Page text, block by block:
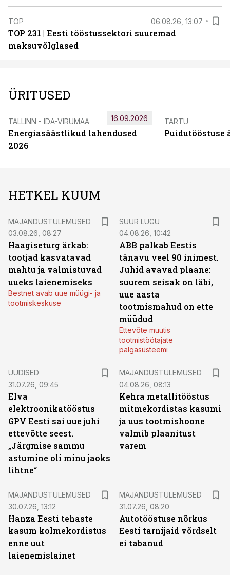
TOP 06.08.26, 13:07
TOP 231 | Eesti tööstussektori suuremad
maksuvõlglased
ÜRITUSED
TALLINN - IDA-VIRUMAA
Energiasäästlikud lahendused
2026
16.09.2026 TARTU
Puidutööstuse
HETKEL KUUM
MAJANDUSTULEMUSED
03.08.26, 08:27
Haagiseturg ärkab:
tootjad kasvatavad
mahtu ja valmistuvad
uueks laienemiseks
Bestnet avab uue müügi- ja
tootmiskeskuse
SUUR LUGU
04.08.26, 10:42
ABB palkab Eestis
tänavu veel 90 inimest.
Juhid avavad plaane:
suurem seisak on läbi,
uue aasta
tootmismahud on ette
müüdud
Ettevõte muutis
tootmistöötajate
palgasüsteemi
UUDISED
31.07.26, 09:45
Elva
elektroonikatööstus
GPV Eesti sai uue juhi
ettevõtte seest.
„Järgmise sammu
astumine oli minu jaoks
lihtne“
MAJANDUSTULEMUSED
04.08.26, 08:13
Kehra metallitööstus
mitmekordistas kasumi
ja uus tootmishoone
valmib plaanitust
varem
MAJANDUSTULEMUSED
30.07.26, 13:12
Hanza Eesti tehaste
kasum kolmekordistus
enne uut
laienemislainet
MAJANDUSTULEMUSED
31.07.26, 08:20
Autotööstuse nõrkus
Eesti tarnijaid võrdselt
ei tabanud